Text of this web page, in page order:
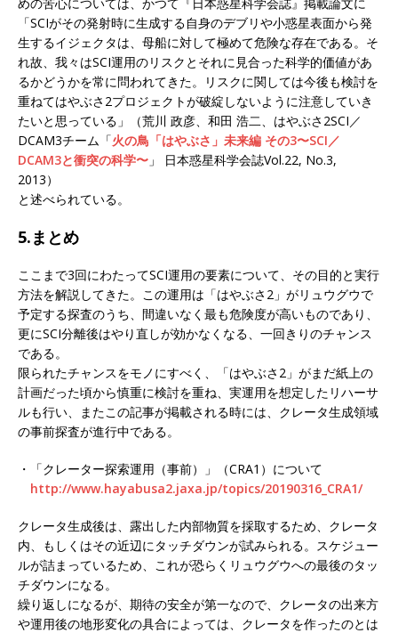
「SCIがその発射時に生成する自身のデブリや小惑星表面から発
生するイジェクタは、母船に対して極めて危険な存在である。そ
れ故、我々はSCI運用のリスクとそれに見合った科学的価値があ
るかどうかを常に問われてきた。リスクに関しては今後も検討を
重ねてはやぶさ2プロジェクトが破綻しないように注意していき
たいと思っている」（荒川 政彦、和田 浩二、はやぶさ2SCI／
DCAM3チーム「火の鳥「はやぶさ」未来編 その3〜SCI／
DCAM3と衝突の科学〜 」 日本惑星科学会誌Vol.22, No.3,
2013）
と述べられている。
5.まとめ
ここまで3回にわたってSCI運用の要素について、その目的と実行
方法を解説してきた。この運用は「はやぶさ2」がリュウグウで
予定する探査のうち、間違いなく最も危険度が高いものであり、
更にSCI分離後はやり直しが効かなくなる、一回きりのチャンス
である。
限られたチャンスをモノにすべく、「はやぶさ2」がまだ紙上の
計画だった頃から慎重に検討を重ね、実運用を想定したリハーサ
ルも行い、またこの記事が掲載される時には、クレータ生成領域
の事前探査が進行中である。
・「クレーター探索運用（事前）」（CRA1）について
http://www.hayabusa2.jaxa.jp/topics/20190316_CRA1/
クレータ生成後は、露出した内部物質を採取するため、クレータ
内、もしくはその近辺にタッチダウンが試みられる。スケジュー
ルが詰まっているため、これが恐らくリュウグウへの最後のタッ
チダウンになる。
繰り返しになるが、期待の安全が第一なので、クレータの出来方
や運用後の地形変化の具合によっては、クレータを作ったのとは